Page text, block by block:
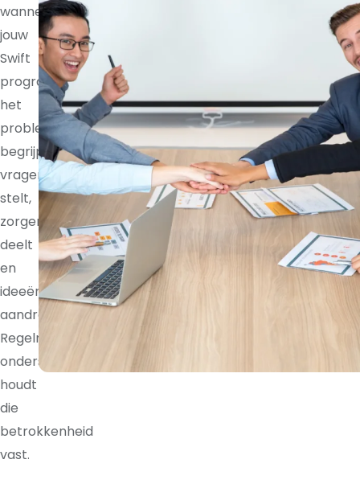
wanneer
jouw
Swift
programmer
het
probleem
begrijpt,
vragen
stelt,
zorgen
deelt
en
ideeën
aandraagt.
Regelmatige
ondersteuning
houdt
die
betrokkenheid
vast.